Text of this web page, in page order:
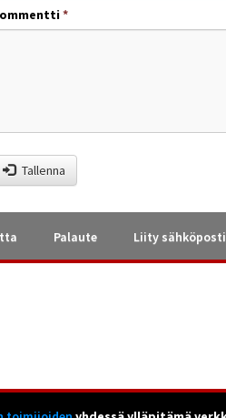
*
Tallenna
Palaute Liity